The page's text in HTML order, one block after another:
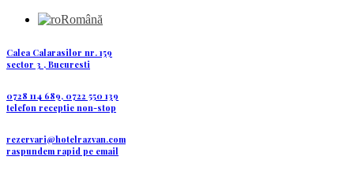
Română
Calea Calarasilor nr. 159
sector 3 , Bucuresti
0728 114 689, 0722 550 139
telefon receptie non-stop
rezervari@hotelrazvan.com
raspundem rapid pe email